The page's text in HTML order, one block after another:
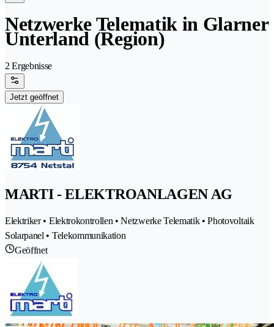
Netzwerke Telematik in Glarner
Unterland (Region)
2 Ergebnisse
Jetzt geöffnet
MARTI - ELEKTROANLAGEN AG
Elektriker • Elektrokontrollen • Netzwerke Telematik • Photovoltaik
Solarpanel • Telekommunikation
Geöffnet